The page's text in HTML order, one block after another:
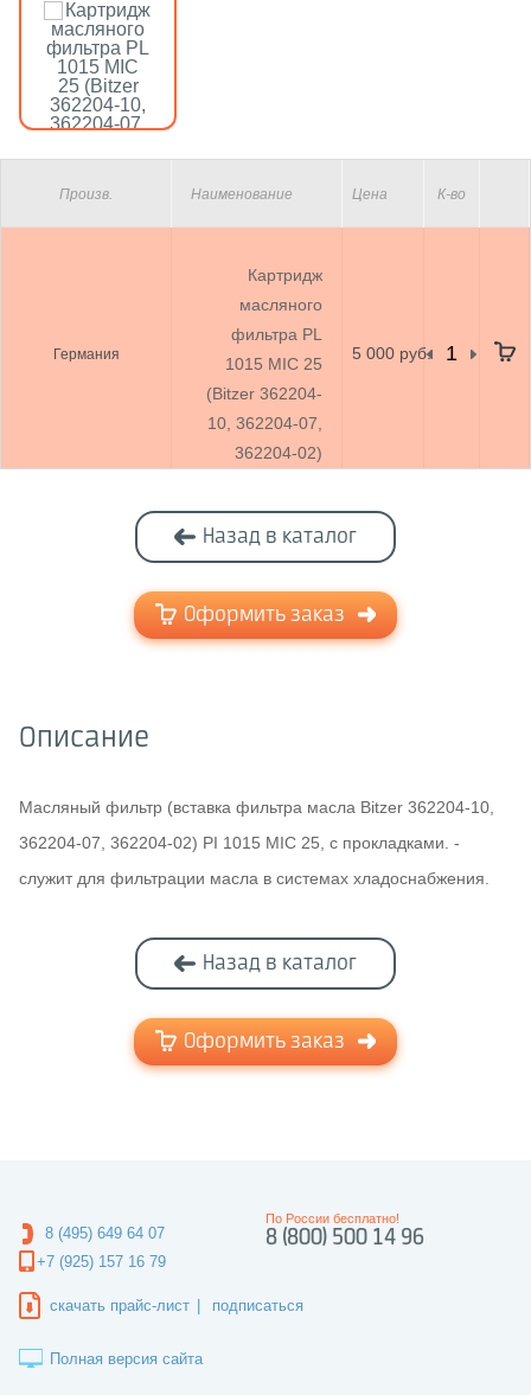
Произв. Наименование Цена К-во
Германия
Картридж
масляного
фильтра PL
1015 MIC 25
(Bitzer 362204-
10, 362204-07,
362204-02)
5 000 руб.
Назад в каталог
Оформить заказ
Описание
Масляный фильтр (вставка фильтра масла Bitzer 362204-10,
362204-07, 362204-02) PI 1015 MIC 25, с прокладками. -
служит для фильтрации масла в системах хладоснабжения.
Назад в каталог
Оформить заказ
8 (495) 649 64 07
+7 (925) 157 16 79
8 (800) 500 14 96
По России бесплатно!
скачать прайс-лист подписаться
Полная версия сайта